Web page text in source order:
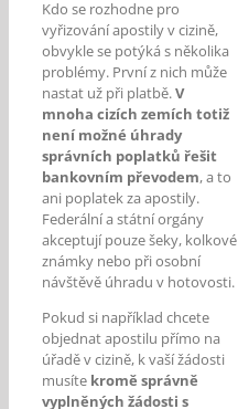
Kdo se rozhodne pro
vyřizování apostily v cizině,
obvykle se potýká s několika
problémy. První z nich může
nastat už při platbě.V
mnoha cizích zemích totiž
není možné úhrady
správních poplatků řešit
bankovním převodem, a to
ani poplatek za apostily.
Federální a státní orgány
akceptují pouze šeky, kolkové
známky nebo při osobní
návštěvě úhradu v hotovosti.
Pokud si například chcete
objednat apostilu přímo na
úřadě v cizině, k vaší žádosti
musíte kromě správně
vyplněných žádosti s